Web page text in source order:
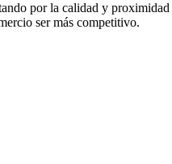
por la calidad y
ser más competitivo.